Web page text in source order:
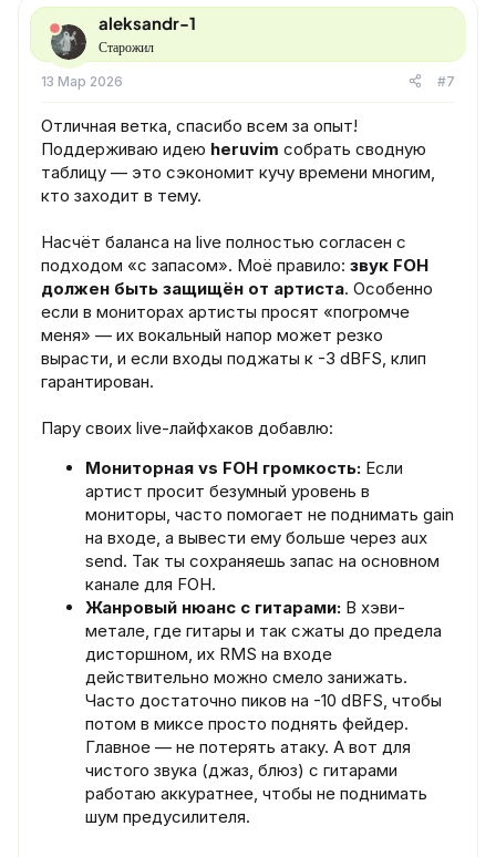
aleksandr-1
Старожил
13 Мар 2026 #7
Отличная ветка, спасибо всем за опыт!
Поддерживаю идею heruvim собрать сводную
таблицу — это сэкономит кучу времени многим,
кто заходит в тему.
Насчёт баланса на live полностью согласен с
подходом «с запасом». Моё правило: звук FOH
должен быть защищён от артиста. Особенно
если в мониторах артисты просят «погромче
меня» — их вокальный напор может резко
вырасти, и если входы поджаты к -3 dBFS, клип
гарантирован.
Пару своих live-лайфхаков добавлю:
Мониторная vs FOH громкость: Если
артист просит безумный уровень в
мониторы, часто помогает не поднимать gain
на входе, а вывести ему больше через aux
send. Так ты сохраняешь запас на основном
канале для FOH.
Жанровый нюанс с гитарами: В хэви-
метале, где гитары и так сжаты до предела
дисторшном, их RMS на входе
действительно можно смело занижать.
Часто достаточно пиков на -10 dBFS, чтобы
потом в миксе просто поднять фейдер.
Главное — не потерять атаку. А вот для
чистого звука (джаз, блюз) с гитарами
работаю аккуратнее, чтобы не поднимать
шум предусилителя.